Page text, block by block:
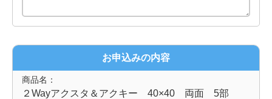
お申込みの内容
商品名：
２Wayアクスタ＆アクキー 40×40 両面 5部